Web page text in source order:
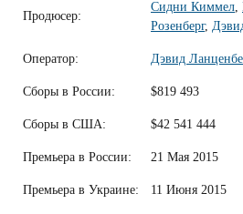
Продюсер:
Сидни Киммел
Розенберг,
Оператор: Дэвид
Сборы в России: $819 493
Сборы в США: $42 541 444
Премьера в России: 21 Мая 2015
Премьера в Украине: 11 Июня 2015